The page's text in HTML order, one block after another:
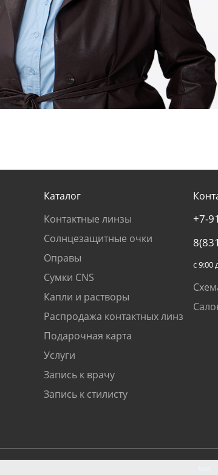
Каталог
Контактные линзы
Солнцезащитные очки
Оправы
Сумки CNS
Капли и растворы
Распродажа контактных линз
Подарочная карта
Услуги
Запись к врачу
Запись к стилисту
+7-
с 9:00